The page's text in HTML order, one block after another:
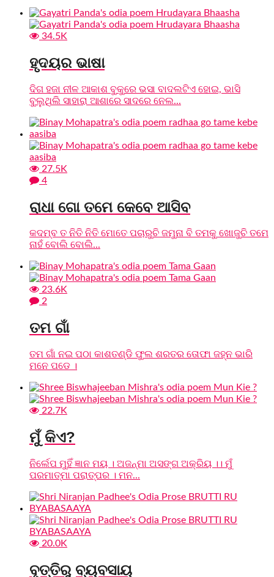
34.5K
ହୃଦୟର ଭାଷା
ଦିଗ ହଜା ନୀଳ ଆକାଶ ବୁକୁରେ ଭସା ବାଦଲଟିଏ ହୋଇ, ଭାସି
ବୁଲୁଥିଲି ସାହାରା ଆଶାରେ ସାଦରେ ନେଲ...
27.5K
4
ରାଧା ଗୋ ତମେ କେବେ ଆସିବ
କଦମ୍ବ ତ ନିତି ନିତି ମୋତେ ପଚାରୁଚି ଜମୁନା ବି ତମକୁ ଖୋଜୁଚି ତମେ
ନାହଁ ବୋଲି ବୋଲି...
23.6K
2
ତମ ଗାଁ
ତମ ଗାଁ ନଇ ପଠା କାଶତଣ୍ଡି ଫୁଲ ଶରତର ତୋଫା ଜହ୍ନ ଭାରି
ମନେ ପଡେ ।
22.7K
ମୁଁ କିଏ?
ନିର୍ଲେପ ମୁହିଁ ଜ୍ଞାନ ମୟ । ଅଜନ୍ମା ଅସଙ୍ଗ ଅକ୍ରିୟ ।। ମୁଁ
ପରମାତ୍ମା ପରାତ୍ପର । ମନ...
20.0K
ବୃତ୍ତିରୁ ବ୍ୟବସାୟ